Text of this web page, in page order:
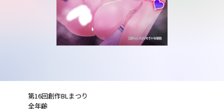
第16回創作BLまつり
全年齢